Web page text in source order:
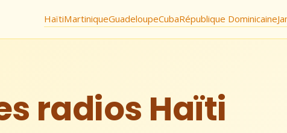
HaïtiMartiniqueGuadeloupeCubaRépublique Dominicaine
radios Haïti